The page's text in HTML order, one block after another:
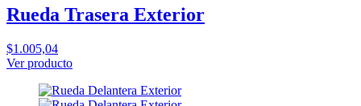
Rueda Trasera Exterior
$1.005,04
Ver producto